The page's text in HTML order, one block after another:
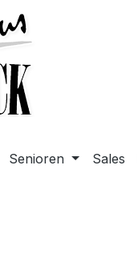
Senioren Sales